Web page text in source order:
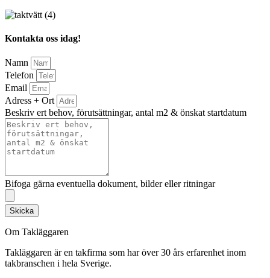
Kontakta oss idag!
Namn
Telefon
Email
Adress + Ort
Beskriv ert behov, förutsättningar, antal m2 & önskat startdatum
Bifoga gärna eventuella dokument, bilder eller ritningar
Skicka
Om Takläggaren
Takläggaren är en takfirma som har över 30 års erfarenhet inom
takbranschen i hela Sverige.